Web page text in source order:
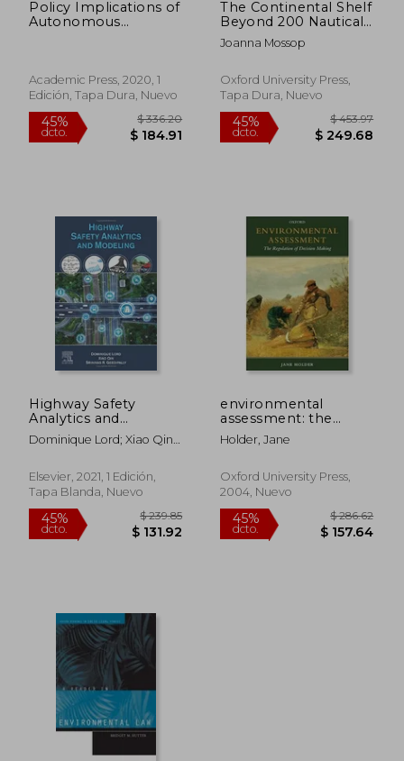
40%
dcto. $ 25.63
45%
dcto.
Policy Implications of
Autonomous
Planning, Volume 5)
(en Inglés)
Academic Press, 2020, 1
Edición, Tapa Dura, Nuevo
The Continental Shelf
Beyond 200 Nautical
Miles: Rights and
Responsibilities
Joanna Mossop
Oxford University Press,
Tapa Dura, Nuevo
Highway Safety
Analytics and
Modeling: Techniques
and Methods for
(en Inglés)
Dominique Lord; Xiao Qin;
Elsevier, 2021, 1 Edición,
Tapa Blanda, Nuevo
environmental
assessment: the
regulation of decision
making (en Inglés)
Holder, Jane
Oxford University Press,
2004, Nuevo